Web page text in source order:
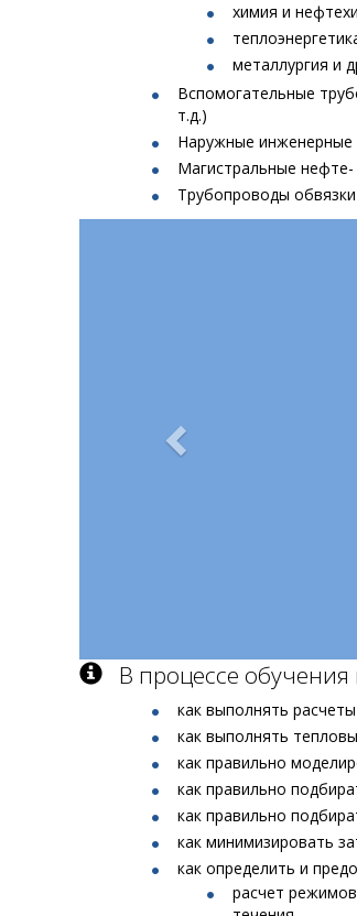
химия и
металлургия и
Вспомогательные
т.д.)
Наружные инженерные
Магистральные
Трубопроводы
В процессе
как выполнять
как выполнять
как правильно
как правильно
как правильно
как минимизировать
как определить и
расчет